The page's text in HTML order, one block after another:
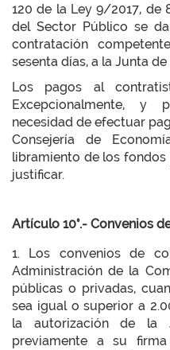
120 de la Ley 9/2017, de
del Sector Público se
contratación
sesenta días, a la Junta
Los pagos al
Excepcionalmente, y
necesidad de efectuar
Consejería de
libramiento de los
justificar.
Artículo 10°.- Convenios
1. Los convenios de
Administración de la
públicas o privadas,
sea igual o superior a
la autorización de la
previamente a su